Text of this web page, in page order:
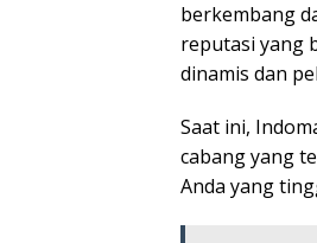
berkembang
reputasi yang
dinamis dan
Saat ini,
cabang yang
Anda yang